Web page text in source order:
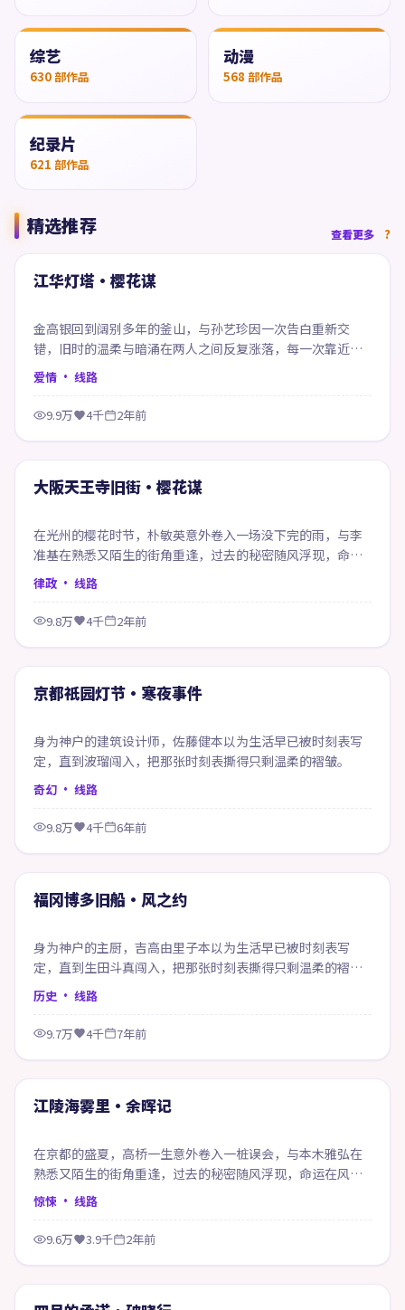
综艺
630 部作品
动漫
568 部作品
纪录片
621 部作品
精选推荐 查看更多
精选
66:33
江华灯塔·樱花谋
金高银回到阔别多年的釜山，与孙艺珍因一次告白重新交
错，旧时的温柔与暗涌在两人之间反复涨落，每一次靠近都
像在赎回当年的失约。
爱情 · 线路
9.9万 4千 2年前
精选
大阪天王寺旧街·樱花谋
在光州的樱花时节，朴敏英意外卷入一场没下完的雨，与李
准基在熟悉又陌生的街角重逢，过去的秘密随风浮现，命运
在风雨之间悄然改写。
律政 · 线路
9.8万 4千 2年前
精选
京都祇园灯节·寒夜事件
身为神户的建筑设计师，佐藤健本以为生活早已被时刻表写
定，直到波瑠闯入，把那张时刻表撕得只剩温柔的褶皱。
奇幻 · 线路
9.8万 4千 6年前
精选
福冈博多旧船·风之约
身为神户的主厨，吉高由里子本以为生活早已被时刻表写
定，直到生田斗真闯入，把那张时刻表撕得只剩温柔的褶
皱。
历史 · 线路
9.7万 4千 7年前
精选
江陵海雾里·余晖记
在京都的盛夏，高桥一生意外卷入一桩误会，与本木雅弘在
熟悉又陌生的街角重逢，过去的秘密随风浮现，命运在风雨
之间悄然改写。
惊悚 · 线路
9.6万 3.9千 2年前